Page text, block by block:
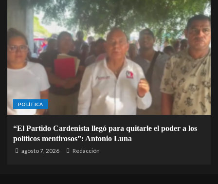
POLÍTICA
“El Partido Cardenista llegó para quitarle el poder a los
políticos mentirosos”: Antonio Luna
agosto 7, 2026 Redacción